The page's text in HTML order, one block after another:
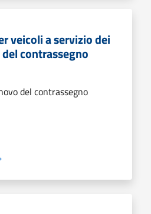
veicoli a servizio dei
contrassegno
del contrassegno